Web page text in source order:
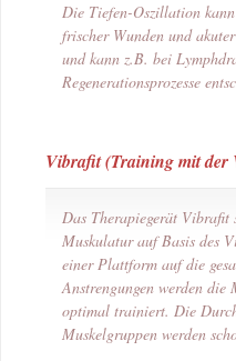
Die Tiefen-Oszillation
frischer Wunden und
und kann z.B. bei
Regenerationsprozesse
Vibrafit (Training mit der
Das Therapiegerät Vibrafit
Muskulatur auf Basis des
einer Plattform auf die
Anstrengungen werden
optimal trainiert. Die
Muskelgruppen werden